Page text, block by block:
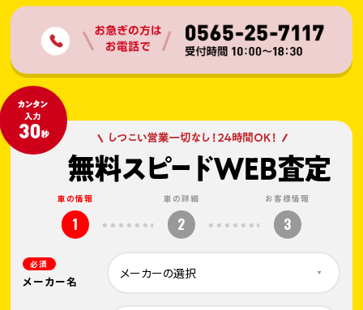
車の情報
1
車の詳細
2
お客様情報
3
必須
メーカー名